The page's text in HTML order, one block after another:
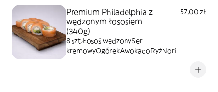
Premium Philadelphia z
wędzonym łososiem
(340g)
57,00 zł
8 szt.Łosoś wedzonySer
kremowyOgórekAwokadoRyżNori